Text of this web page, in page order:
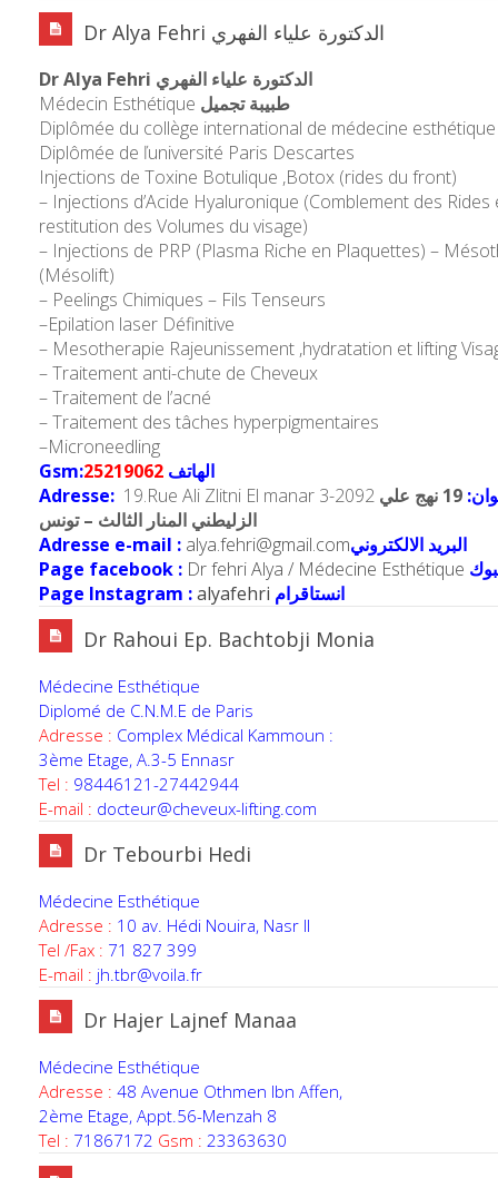
Dr Alya Fehri الدكتورة علياء الفهري
Dr Alya Fehri الدكتورة علياء الفهري
Médecin Esthétique طبيبة تجميل
Diplômée du collège international de médecine
Diplômée de ľuniversité Paris Descartes
Injections de Toxine Botulique ,Botox (rides du front)
– Injections d’Acide Hyaluronique (Comblement des Rides
restitution des Volumes du visage)
– Injections de PRP (Plasma Riche en Plaquettes) –
(Mésolift)
– Peelings Chimiques – Fils Tenseurs
–Epilation laser Définitive
– Mesotherapie Rajeunissement ,hydratation et lifting
– Traitement anti-chute de Cheveux
– Traitement de l’acné
– Traitement des tâches hyperpigmentaires
–Microneedling
Gsm:25219062 الهاتف
Adresse: 19.Rue Ali Zlitni El manar 3-2092 19 نهج علي
الزليطني المنار الثالث – تونس
Adresse e-mail : alya.fehri@gmail.comالبريد الالكتروني
Page facebook : Dr fehri Alya / Médecine Esthétique
Page Instagram :alyafehri انستاقرام
Dr Rahoui Ep. Bachtobji Monia
Médecine Esthétique
Diplomé de C.N.M.E de Paris
Adresse : Complex Médical Kammoun :
3ème Etage, A.3-5 Ennasr
Tel : 98446121-27442944
E-mail : docteur@cheveux-lifting.com
Dr Tebourbi Hedi
Médecine Esthétique
Adresse : 10 av. Hédi Nouira, Nasr II
Tel /Fax : 71 827 399
E-mail : jh.tbr@voila.fr
Dr Hajer Lajnef Manaa
Médecine Esthétique
Adresse : 48 Avenue Othmen Ibn Affen,
2ème Etage, Appt.56-Menzah 8
Tel : 71867172 Gsm : 23363630